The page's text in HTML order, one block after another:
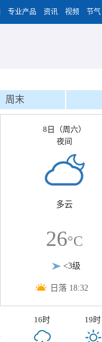
专业产品 资讯 视频 节气
周末
8日（周六）
夜间
多云
26°C
<3级
日落 18:32
16时 19时